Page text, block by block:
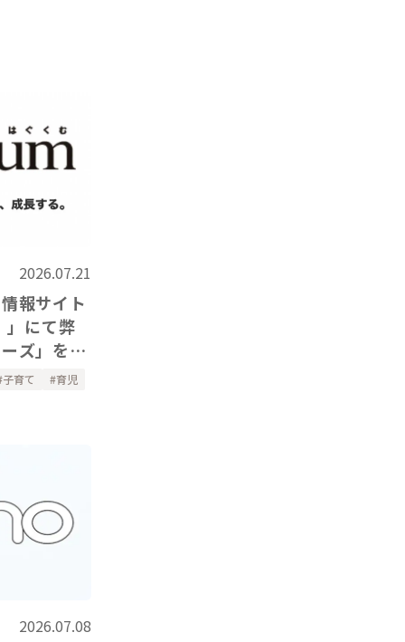
2026.07.21
報サイト
にて弊
ズ」をご
子育て 育児
2026.07.08